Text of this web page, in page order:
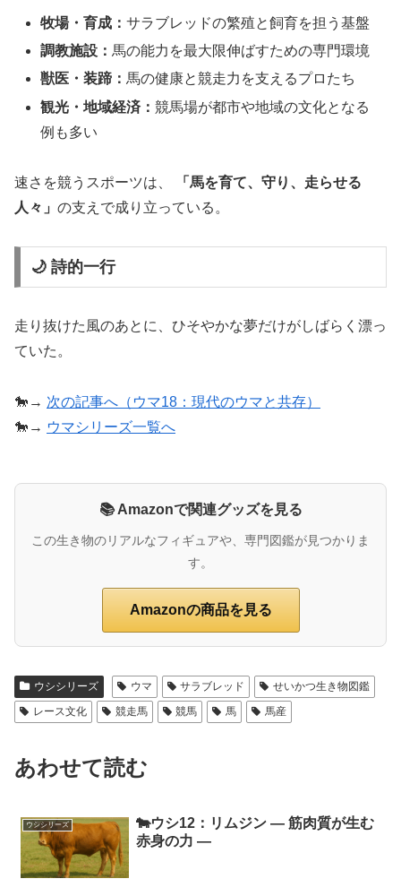
牧場・育成：サラブレッドの繁殖と飼育を担う基盤
調教施設： 馬の能力を最大限伸ばすための専門環境
獣医・装蹄： 馬の健康と競走力を支えるプロたち
観光・地域経済：競馬場が都市や地域の文化となる
例も多い
速さを競うスポーツは、
「馬を育て、守り、走らせる
人々」 の支えで成り立っている。
🌙 詩的一行
走り抜けた風のあとに、ひそやかな夢だけがしばらく漂っ
ていた。
🐎→ 次の記事へ（ウマ18：現代のウマと共存）
🐎→ ウマシリーズ一覧へ
📚 Amazonで関連グッズを見る
この生き物のリアルなフィギュアや、専門図鑑が見つかりま
す。
Amazonの商品を見る
ウシシリーズ ウマ サラブレッド
せいかつ生き物図鑑
レース文化
競走馬 競馬 馬 馬産
あわせて読む
ウシシリーズ
🐄ウシ12：リムジン ― 筋肉質が生む
赤身の力 ―